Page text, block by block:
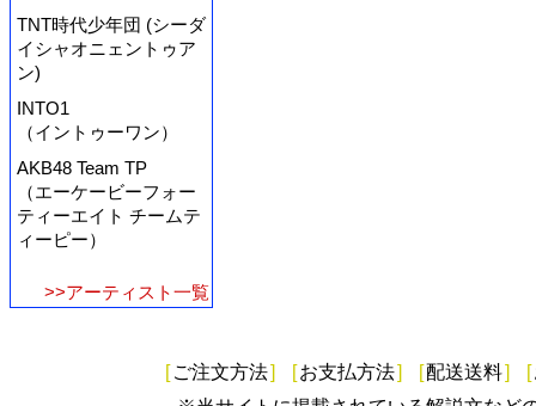
TNT時代少年団 (シーダ
イシャオニェントゥア
ン)
INTO1
（イントゥーワン）
AKB48 Team TP
（エーケービーフォー
ティーエイト チームテ
ィーピー）
>>アーティスト一覧
[ ご注文方法] [お支払方法] [配送送料] [